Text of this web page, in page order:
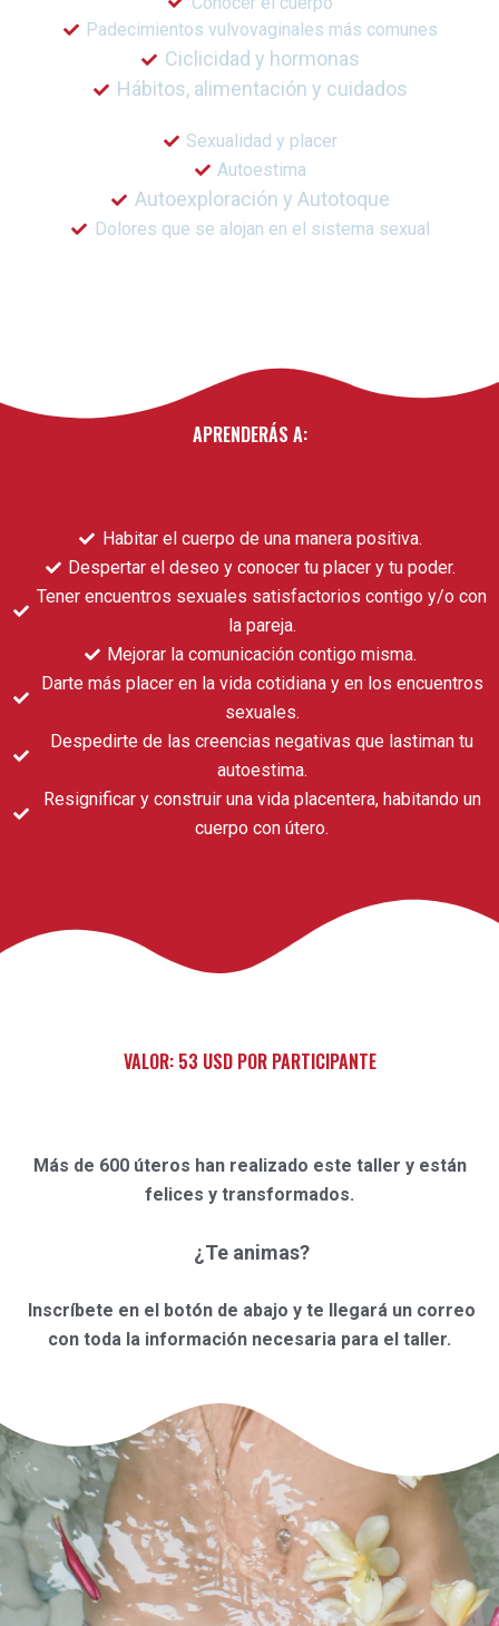
Padecimientos vulvovaginales más comunes
Ciclicidad y hormonas
Hábitos, alimentación y cuidados
Sexualidad y placer
Autoestima
Autoexploración y Autotoque
Dolores que se alojan en el sistema sexual
APRENDERÁS A:
Habitar el cuerpo de una manera positiva.
Despertar el deseo y conocer tu placer y tu poder.
Tener encuentros sexuales satisfactorios contigo y/o con
la pareja.
Mejorar la comunicación contigo misma.
Darte más placer en la vida cotidiana y en los encuentros
sexuales.
Despedirte de las creencias negativas que lastiman tu
autoestima.
Resignificar y construir una vida placentera, habitando un
cuerpo con útero.
VALOR: 53 USD POR PARTICIPANTE
Más de 600 úteros han realizado este taller y están
felices y transformados.
¿Te animas?
Inscríbete en el botón de abajo y te llegará un correo
con toda la información necesaria para el taller.